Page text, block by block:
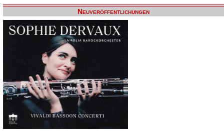
Neuveröffentlichungen